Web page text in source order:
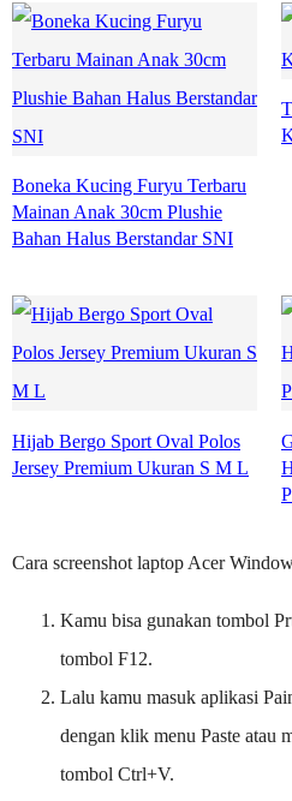
Boneka Kucing Furyu Terbaru
Mainan Anak 30cm Plushie
Bahan Halus Berstandar SNI
Hijab Bergo Sport Oval Polos
Jersey Premium Ukuran S M L
Cara screenshot laptop Acer
Kamu bisa gunakan tombol
tombol F12.
Lalu kamu masuk aplikasi
dengan klik menu Paste atau
tombol Ctrl+V.